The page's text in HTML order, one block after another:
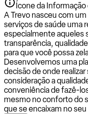
Ícone da Informação
A Trevo nasceu com
serviços de saúde uma
especialmente aqueles
transparência,
para que você possa
Desenvolvemos uma
decisão de onde
consideração a
conveniência de fazê-
mesmo no conforto do
que se encaixam no